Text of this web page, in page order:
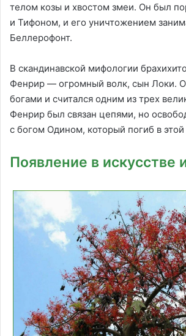
телом козы и хвостом змеи. Он был
и Тифоном, и его уничтожением
Беллерофонт.
В скандинавской мифологии
Фенрир — огромный волк, сын Локи.
богами и считался одним из трех
Фенрир был связан цепями, но
с богом Одином, который погиб в этой
Появление в искусстве